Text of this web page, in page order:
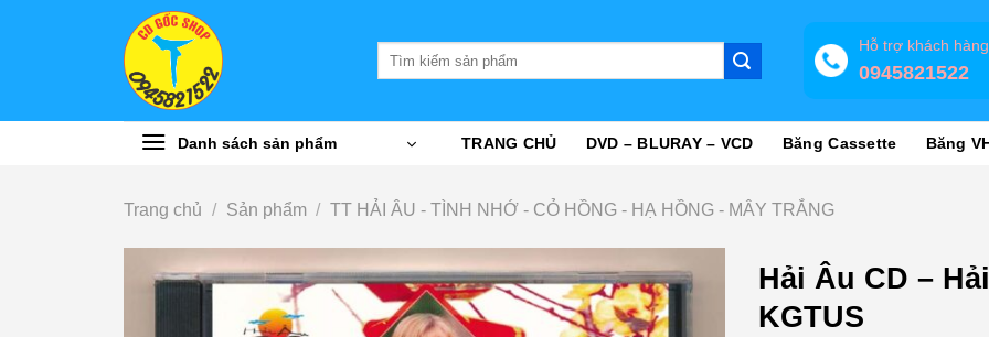
Hỗ trợ khách hàng
0945821522
Danh sách sản phẩm TRANG CHỦ DVD – BLURAY – VCD Băng Cassette Băng
Trang chủ / Sản phẩm / TT HẢI ÂU - TÌNH NHỚ - CỎ HỒNG - HẠ HỒNG - MÂY TRẮNG
Hải Âu CD –
KGTUS